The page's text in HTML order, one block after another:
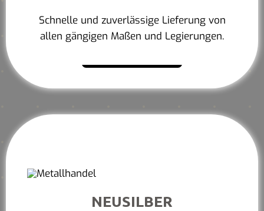
Schnelle und zuverlässige Lieferung von
allen gängigen Maßen und Legierungen.
NEUSILBER